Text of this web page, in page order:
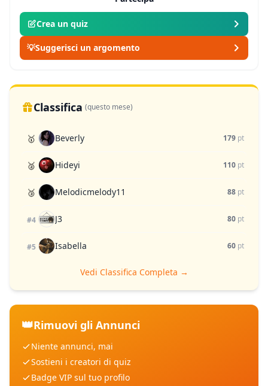
Crea un quiz
💡Suggerisci un argomento
Classifica (questo mese)
🥇 Beverly 179 pt
🥈 Hideyi 110 pt
🥉 Melodicmelody11 88 pt
#4 J3 80 pt
#5 Isabella 60 pt
Vedi Classifica Completa →
👑Rimuovi gli Annunci
Niente annunci, mai
Sostieni i creatori di quiz
Badge VIP sul tuo profilo